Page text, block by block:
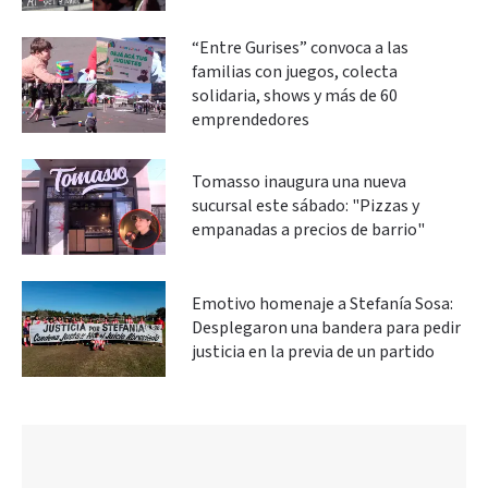
“Entre Gurises” convoca a las
familias con juegos, colecta
solidaria, shows y más de 60
emprendedores
Tomasso inaugura una nueva
sucursal este sábado: "Pizzas y
empanadas a precios de barrio"
Emotivo homenaje a Stefanía Sosa:
Desplegaron una bandera para pedir
justicia en la previa de un partido